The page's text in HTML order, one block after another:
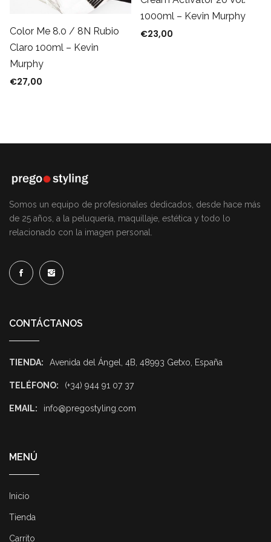
Color Me 8.0 / 8N Rubio
Claro 100ml – Kevin
Murphy
€27,00
1000ml – Kevin Murphy
€23,00
Somos un equipo de profesionales dedicados, desde hace más
de 25 años, a la peluquería, maquillaje, estética y todo lo
relacionado con la imagen personal.
CONTÁCTANOS
TIENDA: Avenida del Ángel, 4B, 48993 Getxo, España
TELÉFONO: (+34) 944 91 07 37
EMAIL: info@pregostyling.com
MENÚ
Inicio
Tienda
Carrito